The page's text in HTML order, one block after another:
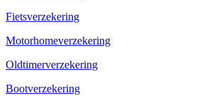
Fietsverzekering
Motorhomeverzekering
Oldtimerverzekering
Bootverzekering